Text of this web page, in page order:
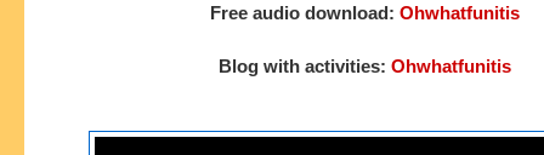
Free audio download: Ohwhatfunitis
Blog with activities: Ohwhatfunitis